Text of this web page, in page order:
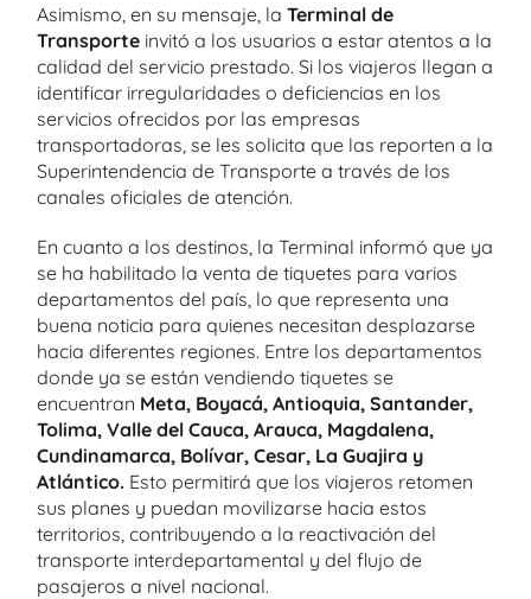
Asimismo, en su mensaje, la Terminal de
Transporte invitó a los usuarios a estar atentos a la
calidad del servicio prestado. Si los viajeros llegan a
identificar irregularidades o deficiencias en los
servicios ofrecidos por las empresas
transportadoras, se les solicita que las reporten a la
Superintendencia de Transporte a través de los
canales oficiales de atención.
En cuanto a los destinos, la Terminal informó que ya
se ha habilitado la venta de tiquetes para varios
departamentos del país, lo que representa una
buena noticia para quienes necesitan desplazarse
hacia diferentes regiones. Entre los departamentos
donde ya se están vendiendo tiquetes se
encuentran Meta, Boyacá, Antioquia, Santander,
Tolima, Valle del Cauca, Arauca, Magdalena,
Cundinamarca, Bolívar, Cesar, La Guajira y
Atlántico. Esto permitirá que los viajeros retomen
sus planes y puedan movilizarse hacia estos
territorios, contribuyendo a la reactivación del
transporte interdepartamental y del flujo de
pasajeros a nivel nacional.